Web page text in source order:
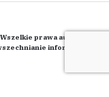
prawa autorskie
informacji i